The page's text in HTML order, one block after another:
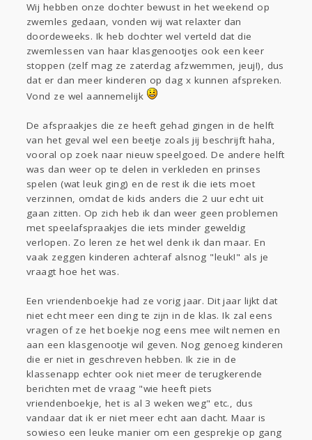
Wij hebben onze dochter bewust in het weekend op
zwemles gedaan, vonden wij wat relaxter dan
doordeweeks. Ik heb dochter wel verteld dat die
zwemlessen van haar klasgenootjes ook een keer
stoppen (zelf mag ze zaterdag afzwemmen, jeuj!), dus
dat er dan meer kinderen op dag x kunnen afspreken.
Vond ze wel aannemelijk
De afspraakjes die ze heeft gehad gingen in de helft
van het geval wel een beetje zoals jij beschrijft haha,
vooral op zoek naar nieuw speelgoed. De andere helft
was dan weer op te delen in verkleden en prinses
spelen (wat leuk ging) en de rest ik die iets moet
verzinnen, omdat de kids anders die 2 uur echt uit
gaan zitten. Op zich heb ik dan weer geen problemen
met speelafspraakjes die iets minder geweldig
verlopen. Zo leren ze het wel denk ik dan maar. En
vaak zeggen kinderen achteraf alsnog "leuk!" als je
vraagt hoe het was.
Een vriendenboekje had ze vorig jaar. Dit jaar lijkt dat
niet echt meer een ding te zijn in de klas. Ik zal eens
vragen of ze het boekje nog eens mee wilt nemen en
aan een klasgenootje wil geven. Nog genoeg kinderen
die er niet in geschreven hebben. Ik zie in de
klassenapp echter ook niet meer de terugkerende
berichten met de vraag "wie heeft piets
vriendenboekje, het is al 3 weken weg" etc., dus
vandaar dat ik er niet meer echt aan dacht. Maar is
sowieso een leuke manier om een gesprekje op gang